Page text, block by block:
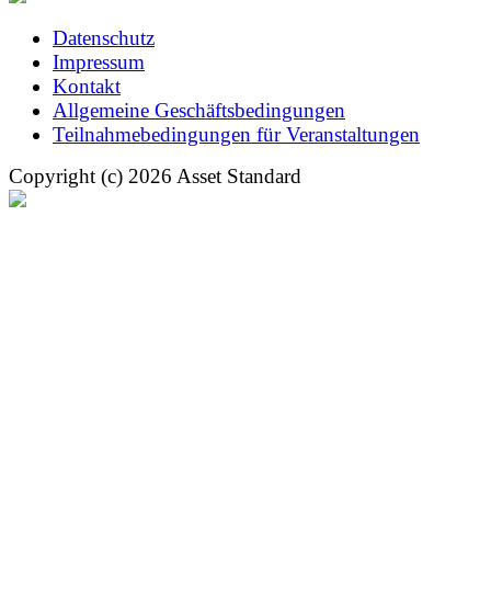
Datenschutz
Impressum
Kontakt
Allgemeine Geschäftsbedingungen
Teilnahmebedingungen für Veranstaltungen
Copyright (c) 2026 Asset Standard